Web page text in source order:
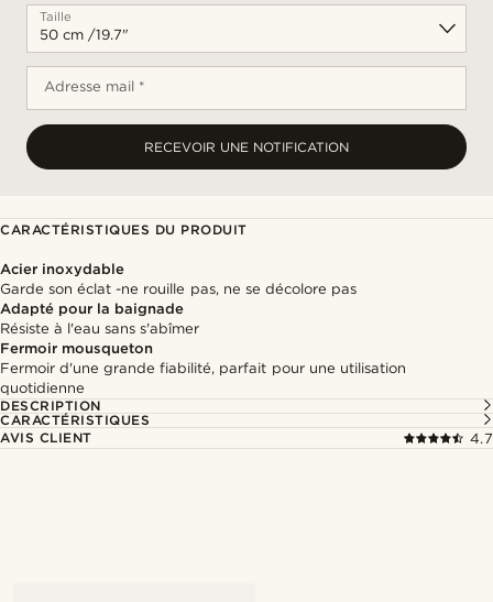
Taille
Adresse mail *
RECEVOIR UNE NOTIFICATION
CARACTÉRISTIQUES DU PRODUIT
Acier inoxydable
Garde son éclat -ne rouille pas, ne se décolore pas
Adapté pour la baignade
Résiste à l'eau sans s'abîmer
Fermoir mousqueton
Fermoir d'une grande fiabilité, parfait pour une utilisation
quotidienne
DESCRIPTION
CARACTÉRISTIQUES
AVIS CLIENT
4.7